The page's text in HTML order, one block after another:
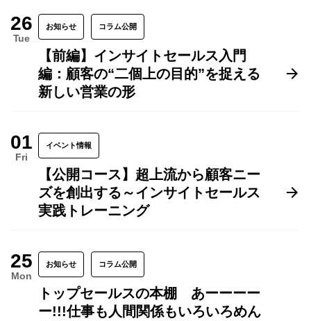
26
Tue
お知らせ コラム公開
【前編】インサイトセールス入門
編：顧客の“二個上の目的”を捉える
新しい営業の形
01
Fri
イベント情報
【公開コース】超上流から顧客ニー
ズを創出する～インサイトセールス
実践トレーニング
25
Mon
お知らせ コラム公開
トップセールスの本棚 あーーーー
ー!!!仕事も人間関係もいろいろめん